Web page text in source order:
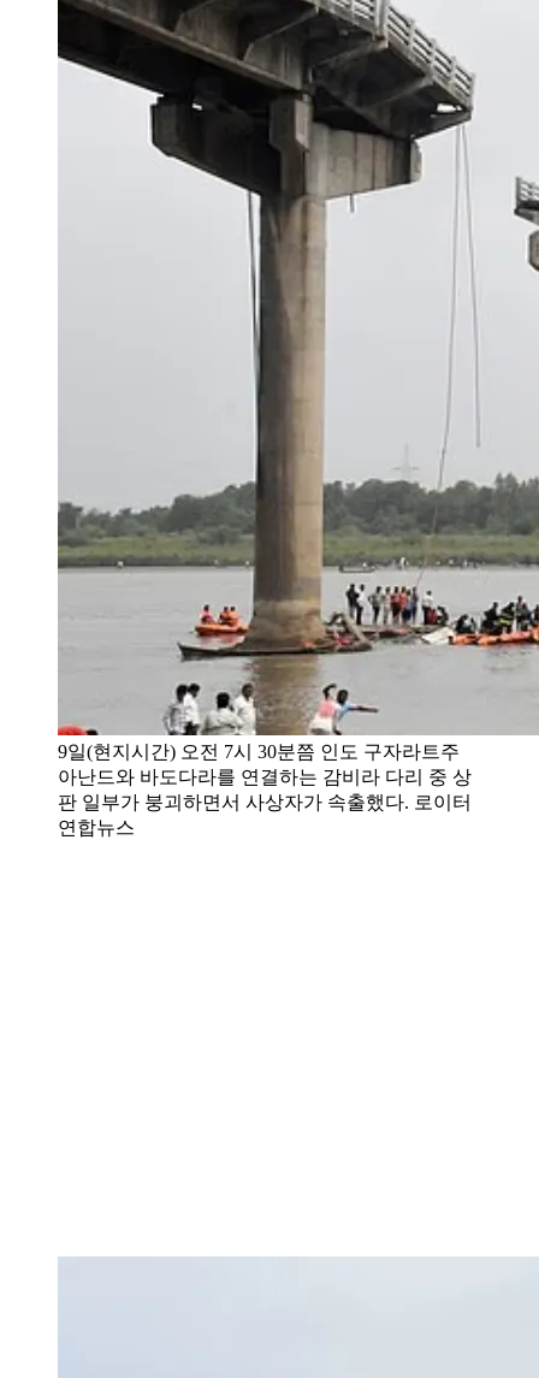
9일(현지시간) 오전 7시 30분쯤 인도 구자라트주
아난드와 바도다라를 연결하는 감비라 다리 중 상
판 일부가 붕괴하면서 사상자가 속출했다. 로이터
연합뉴스